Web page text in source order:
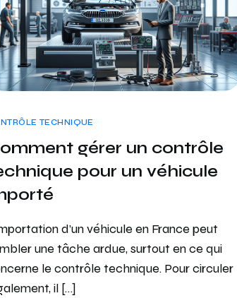
TECHNIQUE
gérer un contrôle
pour un véhicule
d’un véhicule en France peut
une tâche ardue, surtout en ce qui
le contrôle technique. Pour circuler
il […]